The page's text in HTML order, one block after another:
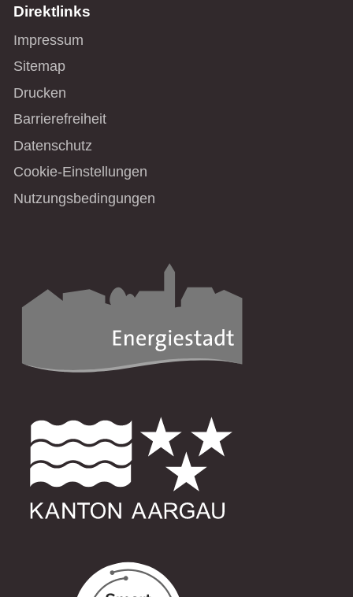
Direktlinks
Impressum
Sitemap
Drucken
Barrierefreiheit
Datenschutz
Cookie-Einstellungen
Nutzungsbedingungen